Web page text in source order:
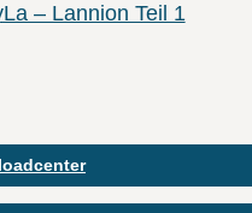
– Lannion Teil 1